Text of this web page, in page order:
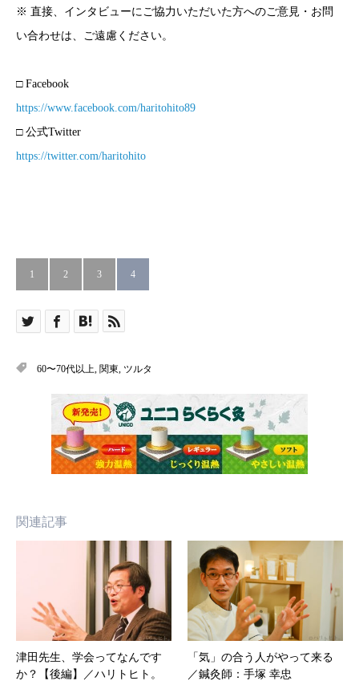
※ 直接、インタビューにご協力いただいた方へのご意見・お問
い合わせは、ご遠慮ください。
□ Facebook
https://www.facebook.com/haritohito89
□ 公式Twitter
https://twitter.com/haritohito
1 2 3 4
60〜70代以上, 関東, ツルタ
関連記事
津田先生、学会ってなんです
か？【後編】／ハリトヒト。
「気」の合う人がやって来る
／鍼灸師：手塚 幸忠